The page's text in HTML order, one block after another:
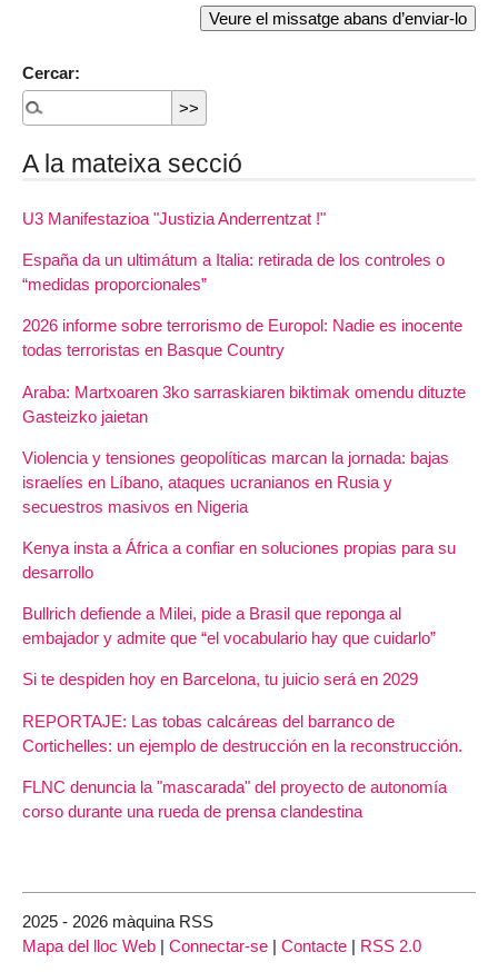
Cercar:
A la mateixa secció
U3 Manifestazioa "Justizia Anderrentzat !"
España da un ultimátum a Italia: retirada de los controles o
“medidas proporcionales”
2026 informe sobre terrorismo de Europol: Nadie es inocente
todas terroristas en Basque Country
Araba: Martxoaren 3ko sarraskiaren biktimak omendu dituzte
Gasteizko jaietan
Violencia y tensiones geopolíticas marcan la jornada: bajas
israelíes en Líbano, ataques ucranianos en Rusia y
secuestros masivos en Nigeria
Kenya insta a África a confiar en soluciones propias para su
desarrollo
Bullrich defiende a Milei, pide a Brasil que reponga al
embajador y admite que “el vocabulario hay que cuidarlo”
Si te despiden hoy en Barcelona, tu juicio será en 2029
REPORTAJE: Las tobas calcáreas del barranco de
Cortichelles: un ejemplo de destrucción en la reconstrucción.
FLNC denuncia la "mascarada" del proyecto de autonomía
corso durante una rueda de prensa clandestina
2025 - 2026 màquina RSS
Mapa del lloc Web | Connectar-se | Contacte | RSS 2.0